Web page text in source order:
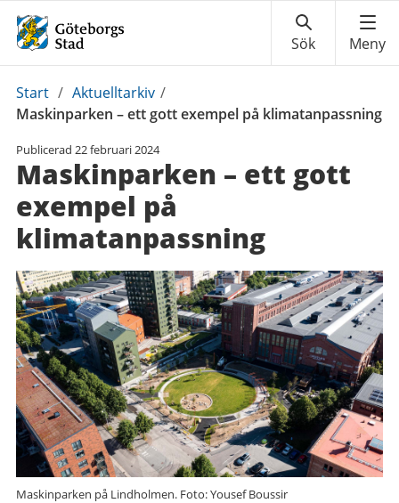
Du
är
Start / Aktuelltarkiv /
Maskinparken – ett gott exempel på klimatanpassning
Publicerad 22 februari 2024
Maskinparken – ett gott
exempel på
klimatanpassning
Maskinparken på Lindholmen. Foto: Yousef Boussir